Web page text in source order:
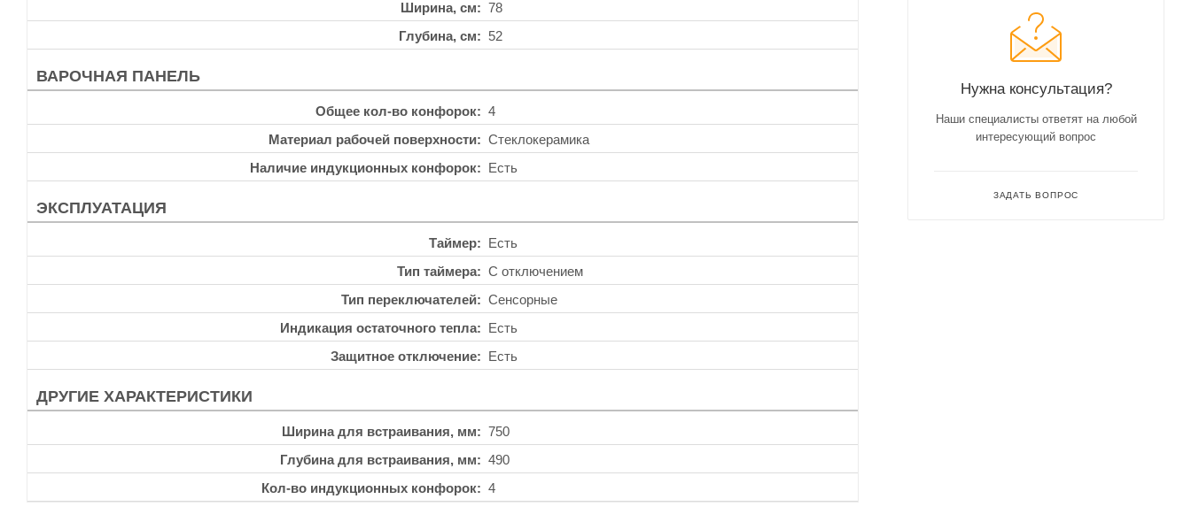
Ширина, см
78
Глубина, см
52
ВАРОЧНАЯ ПАНЕЛЬ
Общее кол-во конфорок
4
Материал рабочей поверхности
Стеклокерамика
Наличие индукционных конфорок
Есть
ЭКСПЛУАТАЦИЯ
Таймер
Есть
Тип таймера
С отключением
Тип переключателей
Сенсорные
Индикация остаточного тепла
Есть
Защитное отключение
Есть
ДРУГИЕ ХАРАКТЕРИСТИКИ
Ширина для встраивания, мм
750
Глубина для встраивания, мм
490
Кол-во индукционных конфорок
4
Нужна консультация?
Наши специалисты ответят на любой
интересующий вопрос
ЗАДАТЬ ВОПРОС